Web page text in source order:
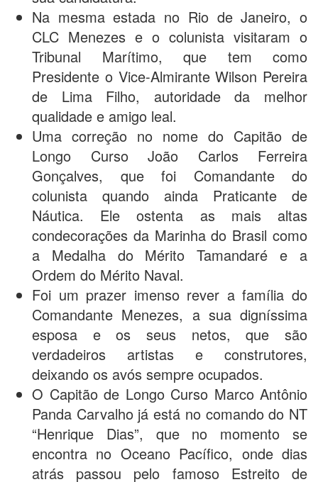
Na mesma estada no Rio de Janeiro, o
CLC Menezes e o colunista visitaram o
Tribunal Marítimo, que tem como
Presidente o Vice-Almirante Wilson Pereira
de Lima Filho, autoridade da melhor
qualidade e amigo leal.
Uma correção no nome do Capitão de
Longo Curso João Carlos Ferreira
Gonçalves, que foi Comandante do
colunista quando ainda Praticante de
Náutica. Ele ostenta as mais altas
condecorações da Marinha do Brasil como
a Medalha do Mérito Tamandaré e a
Ordem do Mérito Naval.
Foi um prazer imenso rever a família do
Comandante Menezes, a sua digníssima
esposa e os seus netos, que são
verdadeiros artistas e construtores,
deixando os avós sempre ocupados.
O Capitão de Longo Curso Marco Antônio
Panda Carvalho já está no comando do NT
“Henrique Dias”, que no momento se
encontra no Oceano Pacífico, onde dias
atrás passou pelo famoso Estreito de